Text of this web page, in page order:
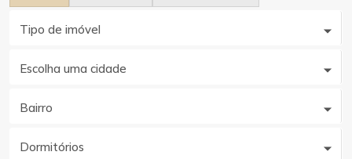
Tipo de imóvel
Escolha uma cidade
Bairro
Dormitórios